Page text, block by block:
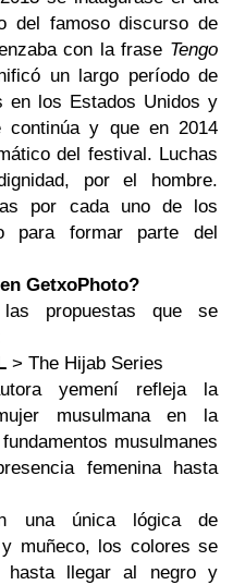
del famoso discurso de
con la frase Tengo
un largo período de
en los Estados Unidos y
continúa y que en 2014
del festival. Luchas
por el hombre.
por cada uno de los
para formar parte del
GetxoPhoto?
propuestas que se
> The Hijab Series
yemení refleja la
musulmana en la
musulmanes
femenina hasta
una única lógica de
muñeco, los colores se
hasta llegar al negro y